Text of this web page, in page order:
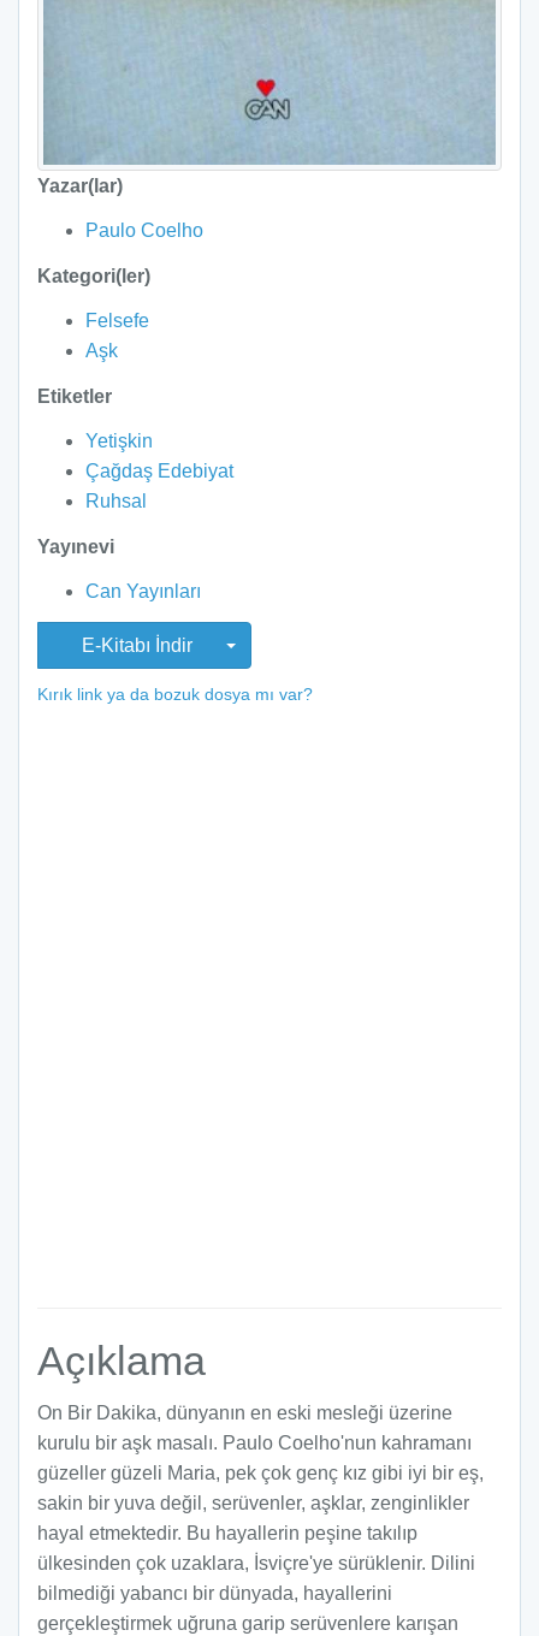
Yazar(lar)
Paulo Coelho
Kategori(ler)
Felsefe
Aşk
Etiketler
Yetişkin
Çağdaş Edebiyat
Ruhsal
Yayınevi
Can Yayınları
E-Kitabı İndir
Kırık link ya da bozuk dosya mı var?
Açıklama
On Bir Dakika, dünyanın en eski mesleği üzerine
kurulu bir aşk masalı. Paulo Coelho'nun kahramanı
güzeller güzeli Maria, pek çok genç kız gibi iyi bir eş,
sakin bir yuva değil, serüvenler, aşklar, zenginlikler
hayal etmektedir. Bu hayallerin peşine takılıp
ülkesinden çok uzaklara, İsviçre'ye sürüklenir. Dilini
bilmediği yabancı bir dünyada, hayallerini
gerçekleştirmek uğruna garip serüvenlere karışan